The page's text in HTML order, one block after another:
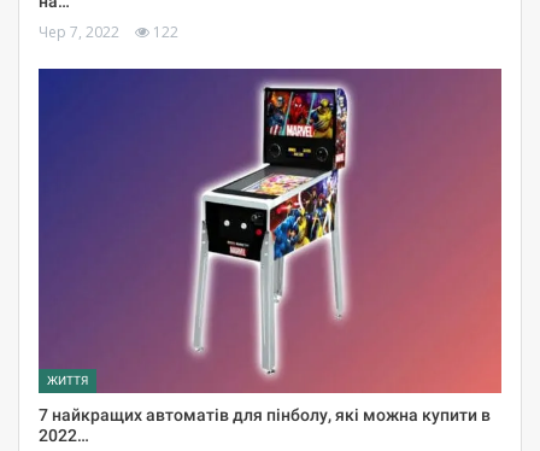
Чер 7, 2022 122
ЖИТТЯ
7 найкращих автоматів для пінболу, які можна купити в
2022…